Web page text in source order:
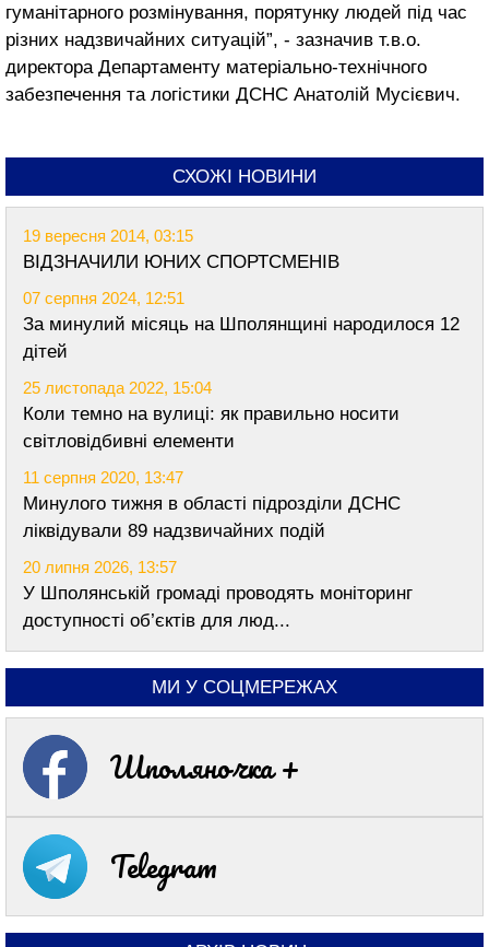
гуманітарного розмінування, порятунку людей під час
різних надзвичайних ситуацій”, - зазначив т.в.о.
директора Департаменту матеріально-технічного
забезпечення та логістики ДСНС Анатолій Мусієвич.
СХОЖІ НОВИНИ
19 вересня 2014, 03:15
ВІДЗНАЧИЛИ ЮНИХ СПОРТСМЕНІВ
07 серпня 2024, 12:51
За минулий місяць на Шполянщині народилося 12
дітей
25 листопада 2022, 15:04
Коли темно на вулиці: як правильно носити
світловідбивні елементи
11 серпня 2020, 13:47
Минулого тижня в області підрозділи ДСНС
ліквідували 89 надзвичайних подій
20 липня 2026, 13:57
У Шполянській громаді проводять моніторинг
доступності об’єктів для люд...
МИ У СОЦМЕРЕЖАХ
Шполяночка +
Telegram